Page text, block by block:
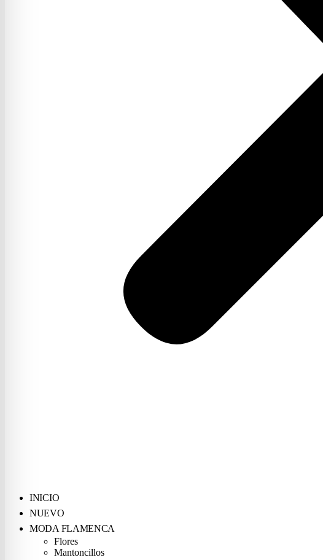
INICIO
NUEVO
MODA FLAMENCA
Flores
Mantoncillos